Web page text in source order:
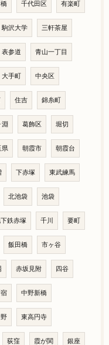
橋 千代田区 有楽町
駒沢大学 三軒茶屋
表参道 青山一丁目
大手町 中央区
住吉 錦糸町
淵 葛飾区 堀切
県 朝霞市 朝霞台
下赤塚 東武練馬
北池袋 池袋
鉄赤塚 千川 要町
飯田橋 市ヶ谷
赤坂見附 四谷
中野新橋
東高円寺
荻窪 霞が関 銀座